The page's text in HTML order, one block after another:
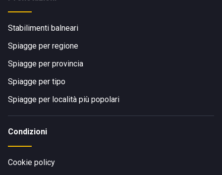
Stabilimenti balneari
Spiagge per regione
Spiagge per provincia
Spiagge per tipo
Spiagge per località più popolari
Condizioni
Cookie policy